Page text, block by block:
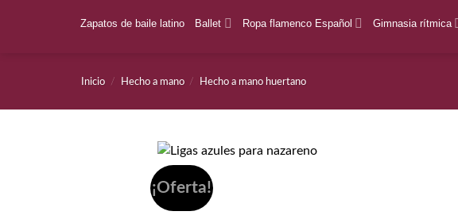
Zapatos de baile latino Ballet Ropa flamenco Español Gimnasia rítmica
Inicio / Hecho a mano / Hecho a mano huertano
¡Oferta!